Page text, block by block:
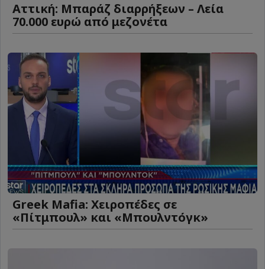
Αττική: Μπαράζ διαρρήξεων – Λεία
70.000 ευρώ από μεζονέτα
Greek Mafia: Χειροπέδες σε
«Πίτμπουλ» και «Μπουλντόγκ»